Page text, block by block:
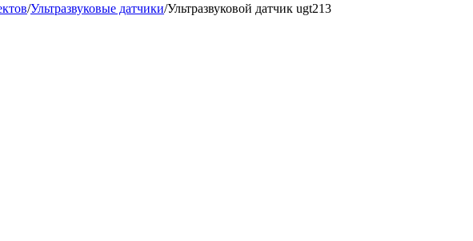
/Ультразвуковые датчики/Ультразвуковой датчик ugt213